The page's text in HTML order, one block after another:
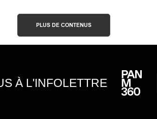
PLUS DE CONTENUS
À L'INFOLETTRE